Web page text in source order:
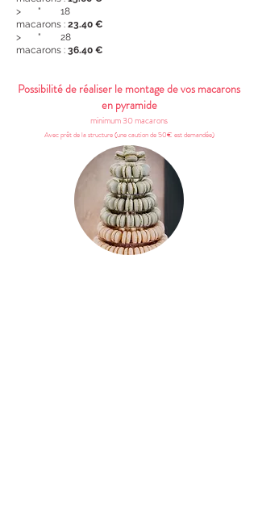
> " 18
macarons : 23.40 €
> " 28
macarons : 36.40 €
Possibilité de réaliser le montage de vos macarons
en pyramide
minimum 30 macarons
Avec prêt de la structure (une caution de 50€ est demandée)